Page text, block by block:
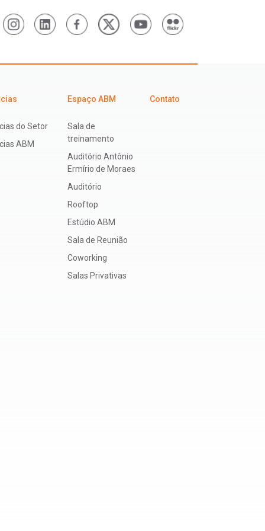
do Setor
ABM
Espaço ABM
Sala de
treinamento
Auditório Antônio
Ermírio de Moraes
Auditório
Rooftop
Estúdio ABM
Sala de Reunião
Coworking
Salas Privativas
Contato